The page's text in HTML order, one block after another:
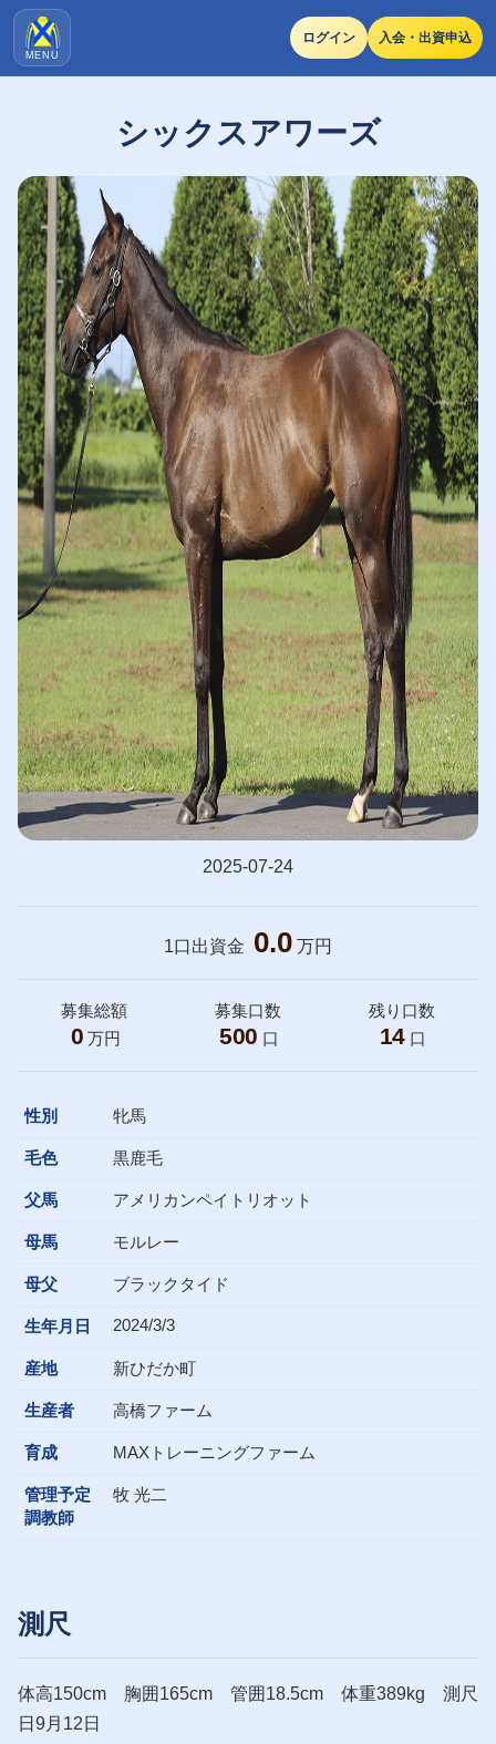
MENU
ログイン 入会・出資申込
シックスアワーズ
2025-07-24
1口出資金 0.0 万円
募集総額
0 万円
募集口数
500 口
残り口数
14 口
性別 牝馬
毛色 黒鹿毛
父馬 アメリカンペイトリオット
母馬 モルレー
母父 ブラックタイド
生年月日 2024/3/3
産地 新ひだか町
生産者 高橋ファーム
育成 MAXトレーニングファーム
管理予定
調教師
牧 光二
測尺
体高150cm 胸囲165cm 管囲18.5cm 体重389kg 測尺
日9月12日